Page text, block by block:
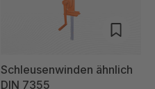
Schleusenwinden ähnlich
DIN 7355